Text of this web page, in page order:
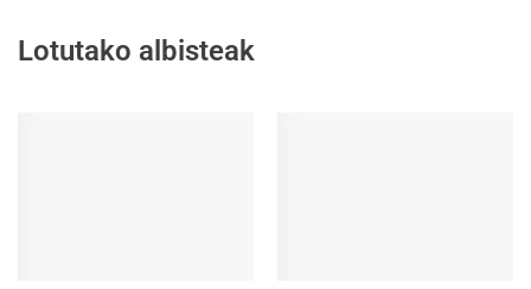
Lotutako albisteak